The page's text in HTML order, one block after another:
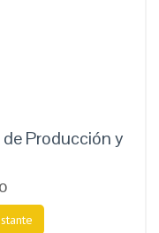
Producción y